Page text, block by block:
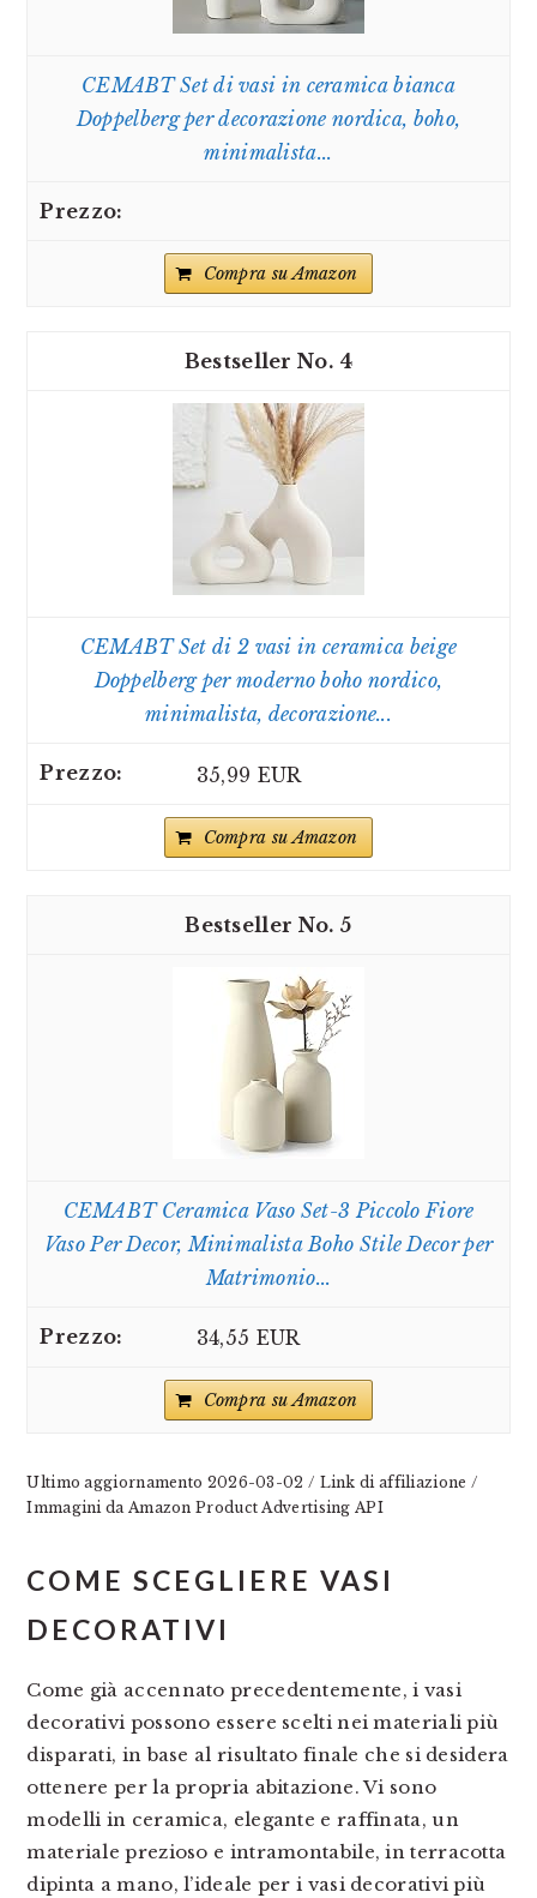
CEMABT Set di vasi in ceramica bianca
Doppelberg per decorazione nordica, boho,
minimalista...
Compra su Amazon
4
CEMABT Set di 2 vasi in ceramica beige
Doppelberg per moderno boho nordico,
minimalista, decorazione...
35,99 EUR
Compra su Amazon
5
CEMABT Ceramica Vaso Set-3 Piccolo Fiore
Vaso Per Decor, Minimalista Boho Stile Decor per
Matrimonio...
34,55 EUR
Compra su Amazon
Ultimo aggiornamento 2026-03-02 / Link di affiliazione /
Immagini da Amazon Product Advertising API
COME SCEGLIERE VASI
DECORATIVI
Come già accennato precedentemente, i vasi
decorativi possono essere scelti nei materiali più
disparati, in base al risultato finale che si desidera
ottenere per la propria abitazione. Vi sono
modelli in ceramica, elegante e raffinata, un
materiale prezioso e intramontabile, in terracotta
dipinta a mano, l’ideale per i vasi decorativi più